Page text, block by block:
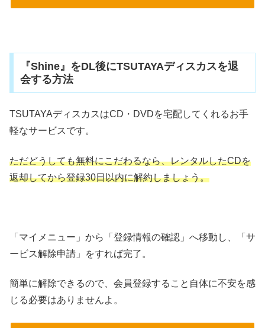
『Shine』をDL後にTSUTAYAディスカスを退
会する方法
TSUTAYAディスカスはCD・DVDを宅配してくれるお手
軽なサービスです。
ただどうしても無料にこだわるなら、レンタルしたCDを
返却してから登録30日以内に解約しましょう。
「マイメニュー」から「登録情報の確認」へ移動し、「サ
ービス解除申請」をすれば完了。
簡単に解除できるので、会員登録すること自体に不安を感
じる必要はありませんよ。